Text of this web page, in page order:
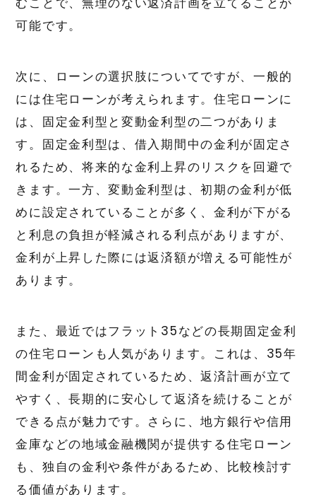
可能です。
次に、ローンの選択肢についてですが、一般的
には住宅ローンが考えられます。住宅ローンに
は、固定金利型と変動金利型の二つがありま
す。固定金利型は、借入期間中の金利が固定さ
れるため、将来的な金利上昇のリスクを回避で
きます。一方、変動金利型は、初期の金利が低
めに設定されていることが多く、金利が下がる
と利息の負担が軽減される利点がありますが、
金利が上昇した際には返済額が増える可能性が
あります。
また、最近ではフラット35などの長期固定金利
の住宅ローンも人気があります。これは、35年
間金利が固定されているため、返済計画が立て
やすく、長期的に安心して返済を続けることが
できる点が魅力です。さらに、地方銀行や信用
金庫などの地域金融機関が提供する住宅ローン
も、独自の金利や条件があるため、比較検討す
る価値があります。